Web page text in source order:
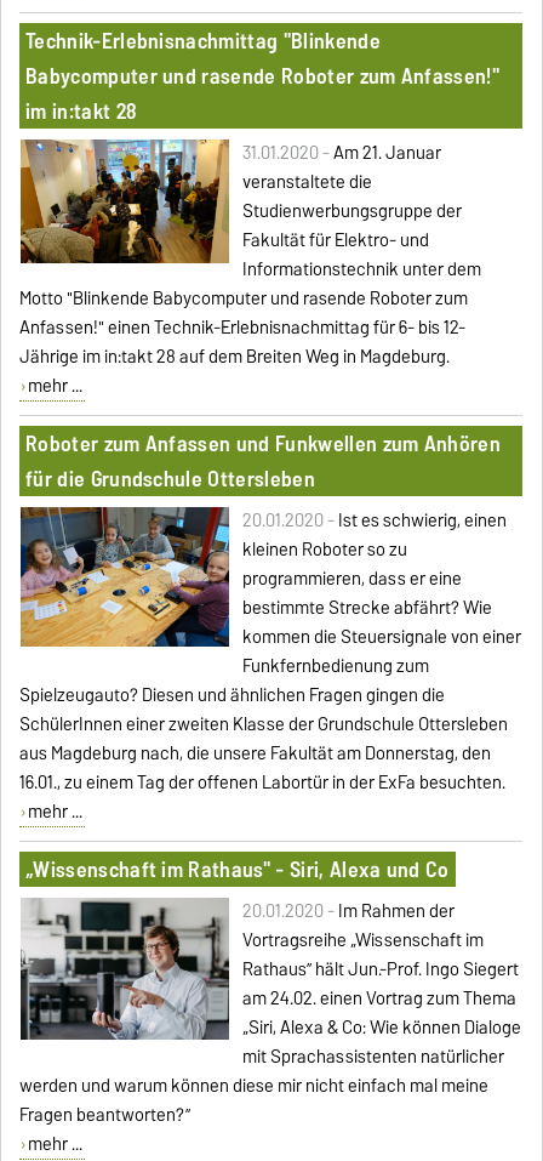
Technik-Erlebnisnachmittag "Blinkende
Babycomputer und rasende Roboter zum Anfassen!"
im in:takt 28
31.01.2020 -Am 21. Januar
veranstaltete die
Studienwerbungsgruppe der
Fakultät für Elektro- und
Informationstechnik unter dem
Motto "Blinkende Babycomputer und rasende Roboter zum
Anfassen!" einen Technik-Erlebnisnachmittag für 6- bis 12-
Jährige im in:takt 28 auf dem Breiten Weg in Magdeburg.
mehr ...
Roboter zum Anfassen und Funkwellen zum Anhören
für die Grundschule Ottersleben
20.01.2020 -Ist es schwierig, einen
kleinen Roboter so zu
programmieren, dass er eine
bestimmte Strecke abfährt? Wie
kommen die Steuersignale von einer
Funkfernbedienung zum
Spielzeugauto? Diesen und ähnlichen Fragen gingen die
SchülerInnen einer zweiten Klasse der Grundschule Ottersleben
aus Magdeburg nach, die unsere Fakultät am Donnerstag, den
16.01., zu einem Tag der offenen Labortür in der ExFa besuchten.
mehr ...
„Wissenschaft im Rathaus" - Siri, Alexa und Co
20.01.2020 -Im Rahmen der
Vortragsreihe „Wissenschaft im
Rathaus” hält Jun.-Prof. Ingo Siegert
am 24.02. einen Vortrag zum Thema
„Siri, Alexa & Co: Wie können Dialoge
mit Sprachassistenten natürlicher
werden und warum können diese mir nicht einfach mal meine
Fragen beantworten?”
mehr ...